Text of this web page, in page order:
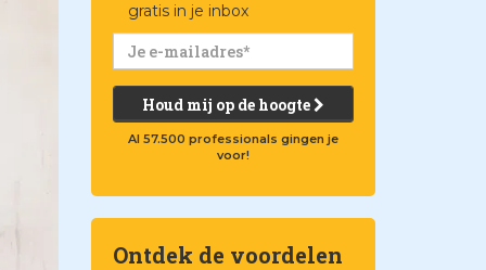
gratis in je inbox
Houd mij op de hoogte
Al 57.500 professionals gingen je
voor!
Ontdek de voordelen